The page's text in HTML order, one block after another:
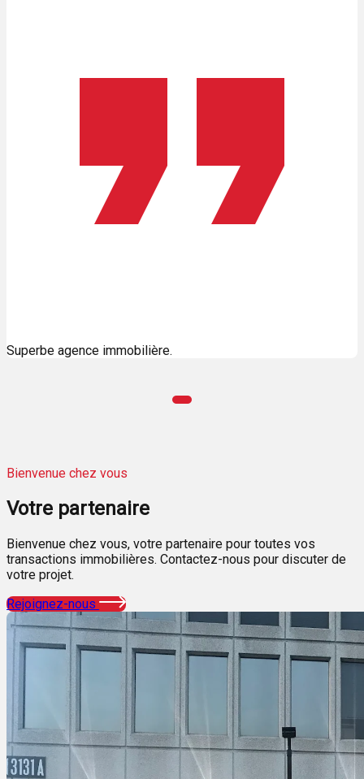
Superbe agence immobilière.
Bienvenue chez vous
Votre partenaire
Bienvenue chez vous, votre partenaire pour toutes vos
transactions immobilières. Contactez-nous pour discuter de
votre projet.
Rejoignez-nous